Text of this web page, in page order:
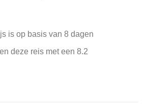
is op basis van 8 dagen
deze reis met een 8.2